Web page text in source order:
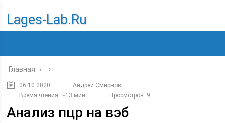
Lages-Lab.ru
Главная › ›
06.10.2020
Андрей Смирнов
Время чтения: ~13 мин.
Просмотров: 9
Анализ пцр на вэб